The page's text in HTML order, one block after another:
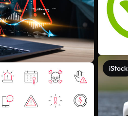
iStock